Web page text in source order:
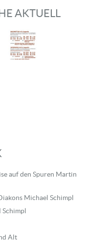
AKTUELL
auf den Spuren Martin
Michael Schimpl
Schimpl
Alt